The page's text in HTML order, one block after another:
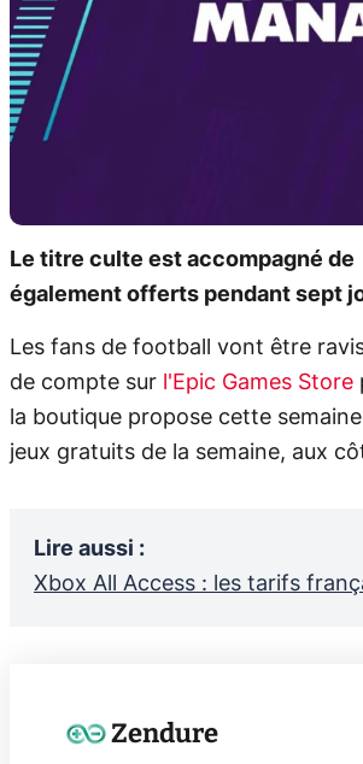
Le titre culte est accompagné de
également offerts pendant sept
Les fans de football vont être
de compte sur l'Epic Games Store
la boutique propose cette semaine
jeux gratuits de la semaine, aux
Lire aussi :
Xbox All Access : les tarifs
Zendure